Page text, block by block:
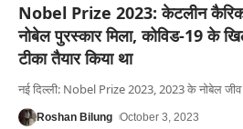
Nobel Prize 2023: केटलीन
नोबेल पुरस्कार मिला, कोविड-19 के
टीका तैयार किया था
नई दिल्ली: Nobel Prize 2023, 2023 के नोबेल जीव
Roshan Bilung October 3, 2023